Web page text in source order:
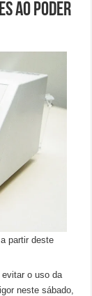
ao poder
partir deste
o uso da
neste sábado,